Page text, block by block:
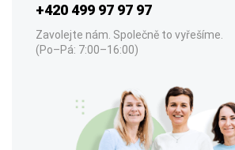
+420 499 97 97 97
Zavolejte nám. Společně to vyřešíme.
(Po–Pá: 7:00–16:00)